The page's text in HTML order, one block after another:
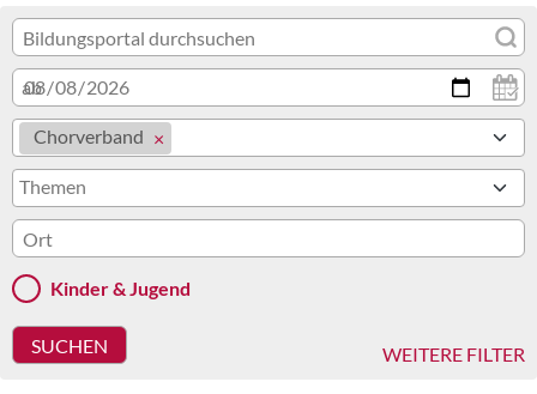
ab
WEITERE FILTER
Chorverband
Themen
Kinder & Jugend